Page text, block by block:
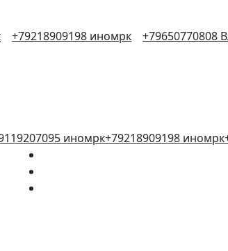
+79218909198 иномрк +79650770808
иномрк+79218909198 иномрк